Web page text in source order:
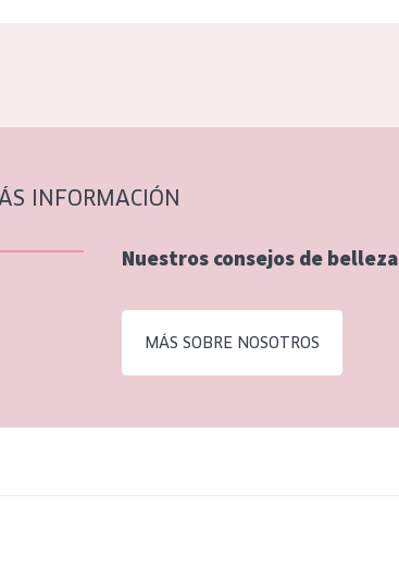
INFORMACIÓN
Nuestros consejos de belleza
MÁS SOBRE NOSOTROS